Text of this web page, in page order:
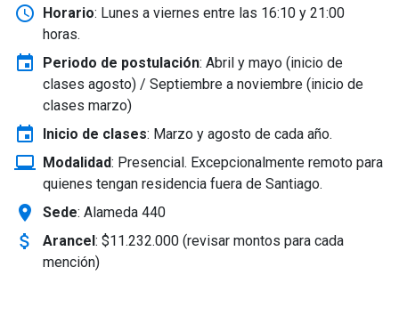
schedule Horario: Lunes a viernes entre las 16:10 y 21:00
horas.
event Periodo de postulación: Abril y mayo (inicio de
clases agosto) / Septiembre a noviembre (inicio de
clases marzo)
event Inicio de clases: Marzo y agosto de cada año.
laptop_windows Modalidad: Presencial. Excepcionalmente remoto para
quienes tengan residencia fuera de Santiago.
location_on Sede: Alameda 440
attach_money Arancel: $11.232.000 (revisar montos para cada
mención)